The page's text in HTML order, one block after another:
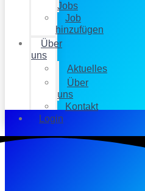
Jobs
Job
hinzufügen
Über
uns
Aktuelles
Über
uns
Kontakt
Login